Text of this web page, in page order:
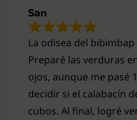
La odisea del
Preparé las verduras
ojos, aunque me pasé
decidir si el calabacín
cubos. Al final, logré
San